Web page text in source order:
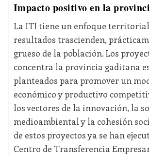
Impacto positivo en la
La ITI tiene un enfoque territorial
resultados trascienden,
grueso de la población. Los
concentra la provincia gaditana
planteados para promover un
económico y productivo
los vectores de la innovación, la
medioambiental y la cohesión
de estos proyectos ya se han
Centro de Transferencia